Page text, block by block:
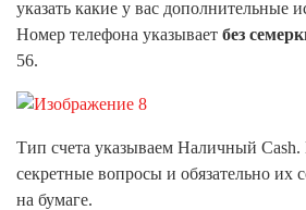
указать какие у вас дополнительные
Номер телефона указывает без
56.
Тип счета указываем Наличный
секретные вопросы и обязательно их
на бумаге.